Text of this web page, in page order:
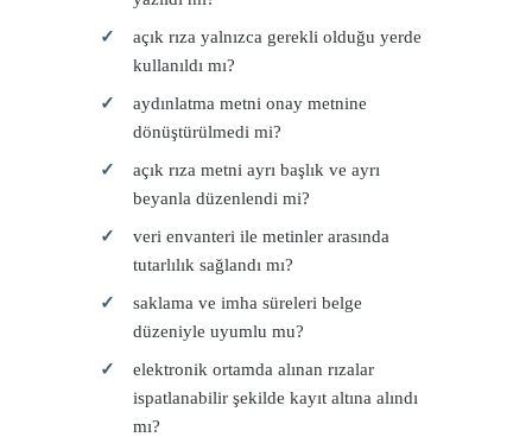
açık rıza yalnızca gerekli olduğu yerde
kullanıldı mı?
aydınlatma metni onay metnine
dönüştürülmedi mi?
açık rıza metni ayrı başlık ve ayrı
beyanla düzenlendi mi?
veri envanteri ile metinler arasında
tutarlılık sağlandı mı?
saklama ve imha süreleri belge
düzeniyle uyumlu mu?
elektronik ortamda alınan rızalar
ispatlanabilir şekilde kayıt altına alındı
mı?